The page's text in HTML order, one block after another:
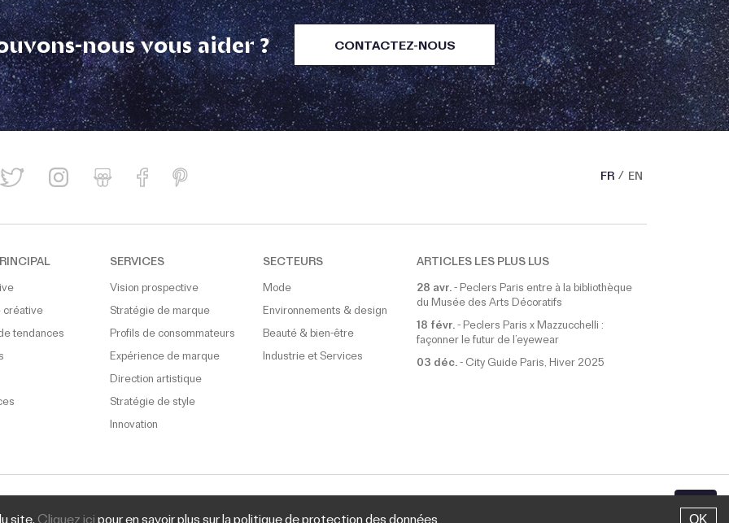
OK
nous vous aider ? CONTACTEZ-NOUS
FR EN
créative
tendances
SERVICES
Vision prospective
Stratégie de marque
Profils de consommateurs
Expérience de marque
Direction artistique
Stratégie de style
Innovation
SECTEURS
Mode
Environnements & design
Beauté & bien-être
Industrie et Services
ARTICLES LES PLUS LUS
28 avr.-Peclers Paris entre à la bibliothèque
du Musée des Arts Décoratifs
18 févr.-Peclers Paris x Mazzucchelli :
façonner le futur de l’eyewear
03 déc.-City Guide Paris, Hiver 2025